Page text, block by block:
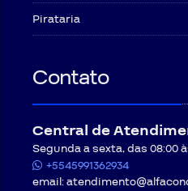
Pirataria
Contato
Central de
Segunda a sexta, das 08:00
+5545991362934
email: